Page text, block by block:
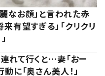
なお顔」と言われた赤
有望すぎる」「クリクリ
れて行くと…妻「おー
に「奥さん美人！」